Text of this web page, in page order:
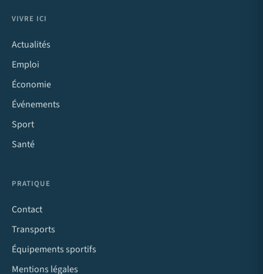
VIVRE ICI
Actualités
Emploi
Économie
Événements
Sport
Santé
PRATIQUE
Contact
Transports
Équipements sportifs
Mentions légales